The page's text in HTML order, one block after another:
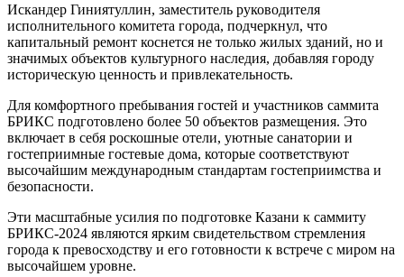
Искандер Гиниятуллин, заместитель руководителя
исполнительного комитета города, подчеркнул, что
капитальный ремонт коснется не только жилых зданий, но и
значимых объектов культурного наследия, добавляя городу
историческую ценность и привлекательность.
Для комфортного пребывания гостей и участников саммита
БРИКС подготовлено более 50 объектов размещения. Это
включает в себя роскошные отели, уютные санатории и
гостеприимные гостевые дома, которые соответствуют
высочайшим международным стандартам гостеприимства и
безопасности.
Эти масштабные усилия по подготовке Казани к саммиту
БРИКС-2024 являются ярким свидетельством стремления
города к превосходству и его готовности к встрече с миром на
высочайшем уровне.